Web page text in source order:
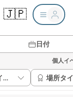
🇯🇵
日付
個人イ
テーブルレイアウト 場所タ